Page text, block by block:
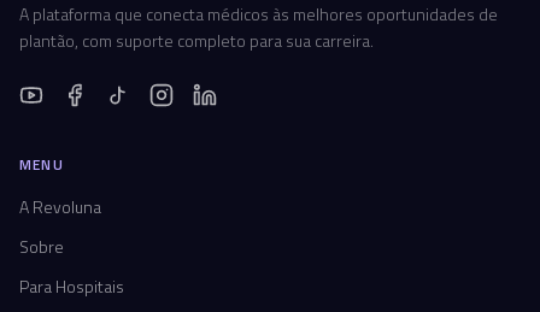
A plataforma que conecta médicos às melhores oportunidades de
plantão, com suporte completo para sua carreira.
MENU
A Revoluna
Sobre
Para Hospitais